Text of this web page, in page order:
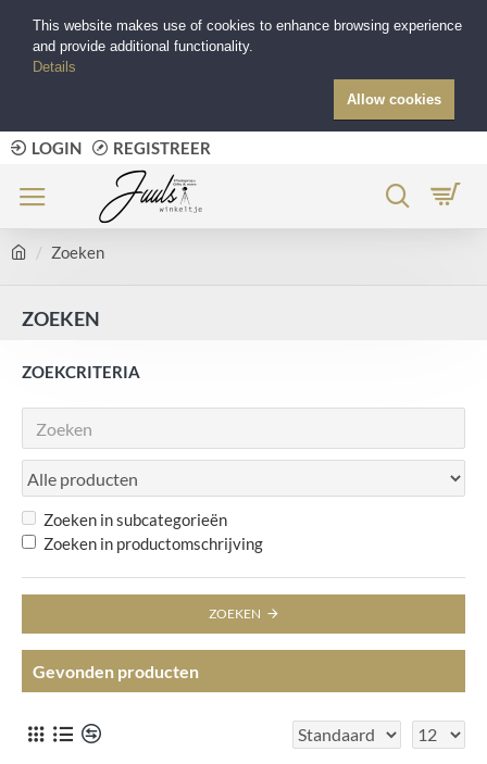
LOGIN REGISTREER
Zoeken
ZOEKEN
ZOEKCRITERIA
Zoeken in subcategorieën
Zoeken in productomschrijving
ZOEKEN
Gevonden producten
This website makes use of cookies to enhance browsing experience
and provide additional functionality.
Details
Allow cookies